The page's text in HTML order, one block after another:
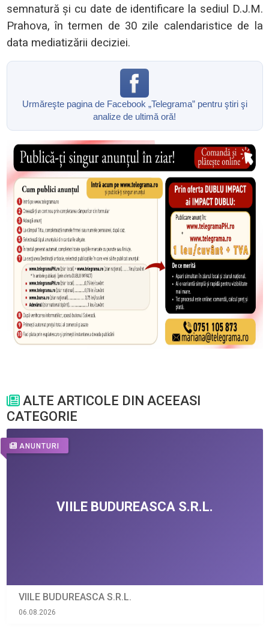
semnatură şi cu date de identificare la sediul D.J.M.
Prahova, în termen de 30 zile calendaristice de la
data mediatizării deciziei.
Urmăreşte pagina de Facebook „Telegrama” pentru ştiri şi
analize de ultimă oră!
ALTE ARTICOLE DIN ACEEASI
CATEGORIE
ANUNTURI
VIILE BUDUREASCA S.R.L.
06.08.2026